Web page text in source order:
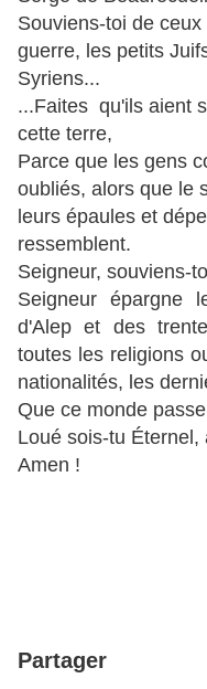
Souviens-toi de
guerre, les petits
Syriens...
...Faites qu'ils aient
cette terre,
Parce que les gens
oubliés, alors que le
leurs épaules et
ressemblent.
Seigneur, souviens-
Seigneur épargne
d'Alep et des
toutes les religions
nationalités, les
Que ce monde
Loué sois-tu Éternel,
Amen !
Partager